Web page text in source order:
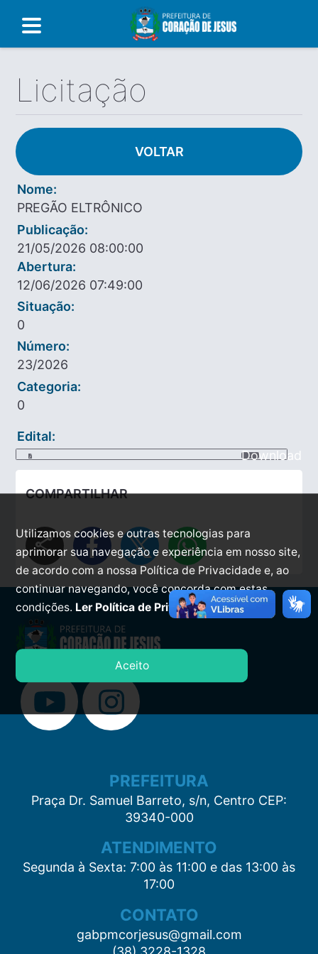
Licitação
VOLTAR
Nome:
PREGÃO ELTRÔNICO
Publicação:
21/05/2026 08:00:00
Abertura:
12/06/2026 07:49:00
Situação:
0
Número:
23/2026
Categoria:
0
Edital:
Download
COMPARTILHAR
share
PREFEITURA
Praça Dr. Samuel Barreto, s/n, Centro CEP:
39340-000
ATENDIMENTO
Segunda à Sexta: 7:00 às 11:00 e das 13:00 às
17:00
CONTATO
gabpmcorjesus@gmail.com
Utilizamos cookies e outras tecnologias para
aprimorar sua navegação e experiência em nosso site,
de acordo com a nossa Política de Privacidade e, ao
continuar navegando, você concorda com estas
condições. Ler Política de Privacidade.
Aceito